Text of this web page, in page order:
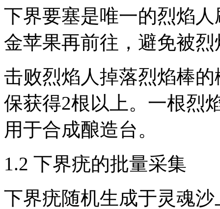
下界要塞是唯一的烈焰
金苹果再前往，避免被
击败烈焰人掉落烈焰棒
保获得2根以上。一根烈
用于合成酿造台。
1.2 下界疣的批量采集
下界疣随机生成于灵魂